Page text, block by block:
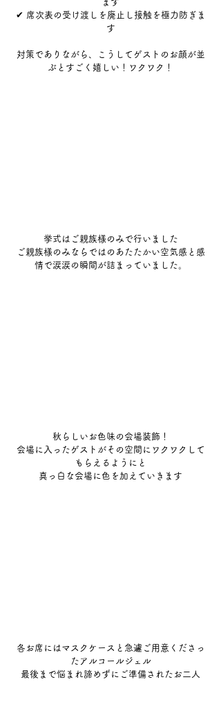
ます
✔︎ 席次表の受け渡しを廃止し接触を極力防ぎま
す
対策でありながら、こうしてゲストのお顔が並
ぶとすごく嬉しい！ワクワク！
挙式はご親族様のみで行いました
ご親族様のみならではのあたたかい空気感と感
情で涙涙の瞬間が詰まっていました。
秋らしいお色味の会場装飾！
会場に入ったゲストがその空間にワクワクして
もらえるようにと
真っ白な会場に色を加えていきます
各お席にはマスクケースと急遽ご用意くださっ
たアルコールジェル
最後まで悩まれ諦めずにご準備されたお二人